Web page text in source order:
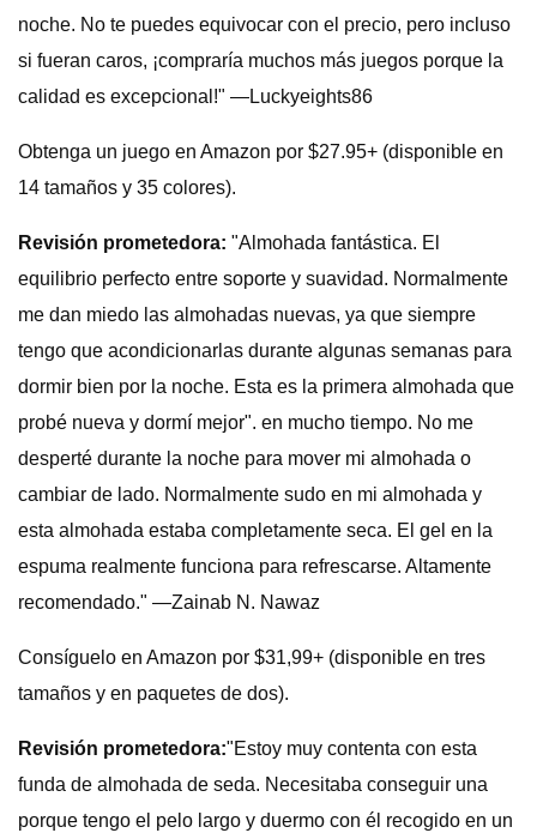
noche. No te puedes equivocar con el precio, pero incluso
si fueran caros, ¡compraría muchos más juegos porque la
calidad es excepcional!" —Luckyeights86
Obtenga un juego en Amazon por $27.95+ (disponible en
14 tamaños y 35 colores).
Revisión prometedora: "Almohada fantástica. El
equilibrio perfecto entre soporte y suavidad. Normalmente
me dan miedo las almohadas nuevas, ya que siempre
tengo que acondicionarlas durante algunas semanas para
dormir bien por la noche. Esta es la primera almohada que
probé nueva y dormí mejor". en mucho tiempo. No me
desperté durante la noche para mover mi almohada o
cambiar de lado. Normalmente sudo en mi almohada y
esta almohada estaba completamente seca. El gel en la
espuma realmente funciona para refrescarse. Altamente
recomendado." —Zainab N. Nawaz
Consíguelo en Amazon por $31,99+ (disponible en tres
tamaños y en paquetes de dos).
Revisión prometedora:"Estoy muy contenta con esta
funda de almohada de seda. Necesitaba conseguir una
porque tengo el pelo largo y duermo con él recogido en un